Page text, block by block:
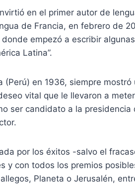
en el primer autor de
de Francia, en febrero de
donde empezó a escribir
Latina”.
(Perú) en 1936, siempre
vital que le llevaron a
ser candidato a la
por los éxitos -salvo el
y con todos los premios
Planeta o Jerusalén,